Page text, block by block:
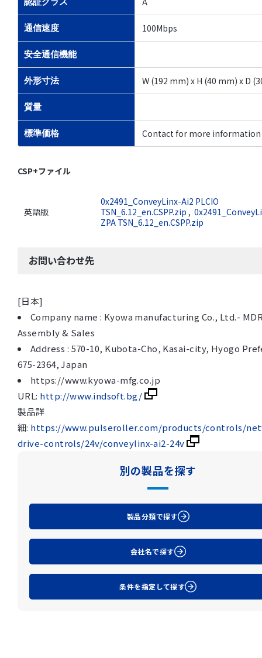
通信速度 100Mbps
安全通信機能
外形寸法 W (192 mm) x H (40 mm) x D
質量
標準価格 Contact for more information
CSP+ファイル
英語版
0x2491_ConveyLinx-Ai2 PLCIO
TSN_6.12_en.CSPP.zip ,
ZPA TSN_6.12_en.CSPP.zip
お問い合わせ先
[日本]
Company name : Kyowa manufacturing Co., Ltd.-
Assembly & Sales
Address : 570-10, Kubota-Cho, Kasai-city, Hyogo
675-2364, Japan
https://www.kyowa-mfg.co.jp
URL: http://www.indsoft.bg/
製品詳
細: https://www.pulseroller.com/products/controls/
drive-controls/24v/conveylinx-ai2-24v
別の製品を探す
製品分類で探す
会社名で探す
条件を指定して探す